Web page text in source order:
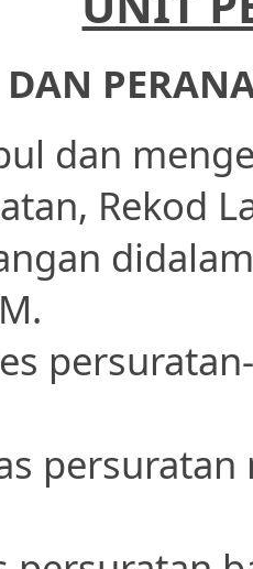
DAN
dan
Rekod